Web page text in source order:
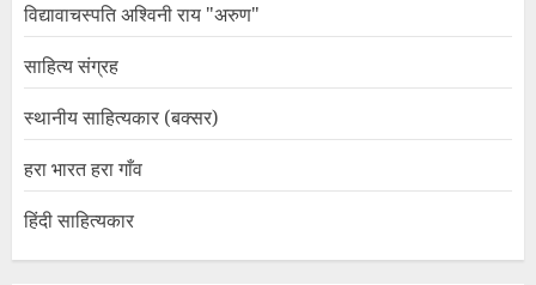
विद्यावाचस्पति अश्विनी राय "अरुण"
साहित्य संग्रह
स्थानीय साहित्यकार (बक्सर)
हरा भारत हरा गाँव
हिंदी साहित्यकार